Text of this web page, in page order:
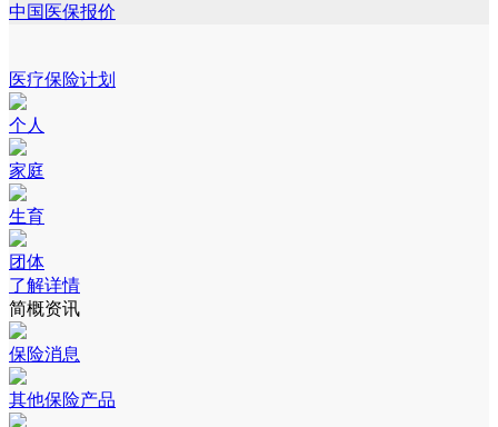
中国医保报价
医疗保险计划
个人
家庭
生育
团体
了解详情
简概资讯
保险消息
其他保险产品